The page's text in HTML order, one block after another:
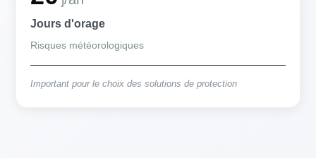
Jours d'orage
Risques météorologiques
Important pour le choix des solutions de protection